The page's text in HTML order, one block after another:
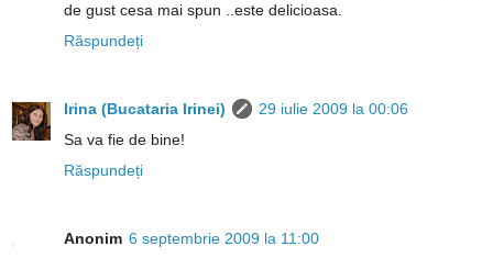
de gust cesa mai spun ..este delicioasa.
Răspundeți
Irina (Bucataria Irinei)
29 iulie 2009 la 00:06
Sa va fie de bine!
Răspundeți
Anonim 6 septembrie 2009 la 11:00